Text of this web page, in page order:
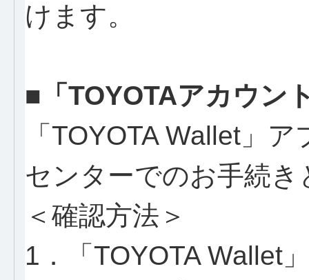
けます。
■「TOYOTAアカウン
「TOYOTA Wallet」
センターでのお手続き
＜確認方法＞
1．「TOYOTA Wallet